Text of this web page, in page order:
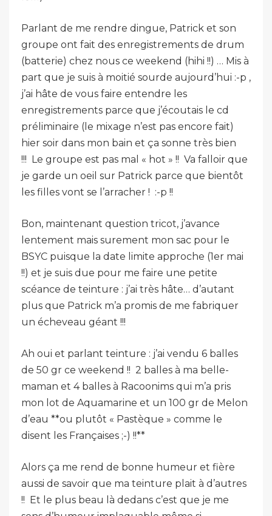
Parlant de me rendre dingue, Patrick et son
groupe ont fait des enregistrements de drum
(batterie) chez nous ce weekend (hihi !!) … Mis à
part que je suis à moitié sourde aujourd’hui :-p ,
j’ai hâte de vous faire entendre les
enregistrements parce que j’écoutais le cd
préliminaire (le mixage n’est pas encore fait)
hier soir dans mon bain et ça sonne très bien
!!! Le groupe est pas mal « hot » !! Va falloir que
je garde un oeil sur Patrick parce que bientôt
les filles vont se l’arracher ! :-p !!
Bon, maintenant question tricot, j’avance
lentement mais surement mon sac pour le
BSYC puisque la date limite approche (1er mai
!!) et je suis due pour me faire une petite
scéance de teinture : j’ai très hâte… d’autant
plus que Patrick m’a promis de me fabriquer
un écheveau géant !!!
Ah oui et parlant teinture : j’ai vendu 6 balles
de 50 gr ce weekend !! 2 balles à ma belle-
maman et 4 balles à Racoonims qui m’a pris
mon lot de Aquamarine et un 100 gr de Melon
d’eau **ou plutôt « Pastèque » comme le
disent les Françaises ;-) !!**
Alors ça me rend de bonne humeur et fière
aussi de savoir que ma teinture plait à d’autres
!! Et le plus beau là dedans c’est que je me